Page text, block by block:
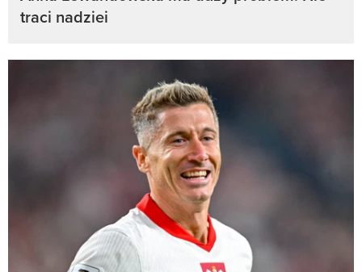
traci nadziei